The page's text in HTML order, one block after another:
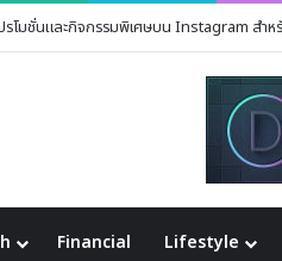
มปังกระเทียม ทำเองง่ายๆ จากที่บ้าน
Financial Lifestyle